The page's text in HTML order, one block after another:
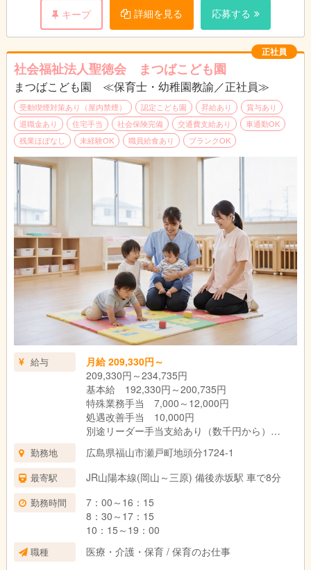
キープ 詳細を見る 応募する
正社員
社会福祉法人聖徳会 まつばこども園
まつばこども園 ≪保育士・幼稚園教諭／正社員≫
受動喫煙対策あり（屋内禁煙） 認定こども園 昇給あり
賞与あり
退職金あり
住宅手当 社会保険完備 交通費支給あり
車通勤OK
残業ほぼなし
未経験OK 職員給食あり ブランクOK
給与
月給 209,330円～
209,330円～234,735円
基本給 192,330円～200,735円
特殊業務手当 7,000～12,000円
処遇改善手当 10,000円
別途リーダー手当支給あり（数千円から）
早出、遅出手当 1回500円
昇給あり（1,000円～1,500円）
賞与 年2回（3.4ヶ月＋期末手当あり）
交通費 12,000円まで
勤務地 広島県福山市瀬戸町地頭分1724-1
最寄駅 JR山陽本線(岡山～三原) 備後赤坂駅 車で8分
勤務時間
7：00～16：15
8：30～17：15
10：15～19：00
職種
医療・介護・保育 / 保育のお仕事